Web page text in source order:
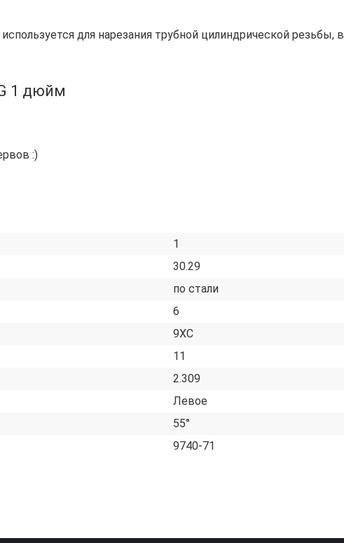
для нарезания трубной цилиндрической резьбы, в
1 дюйм
:)
1
30.29
по стали
6
9ХС
11
2.309
Левое
55°
9740-71